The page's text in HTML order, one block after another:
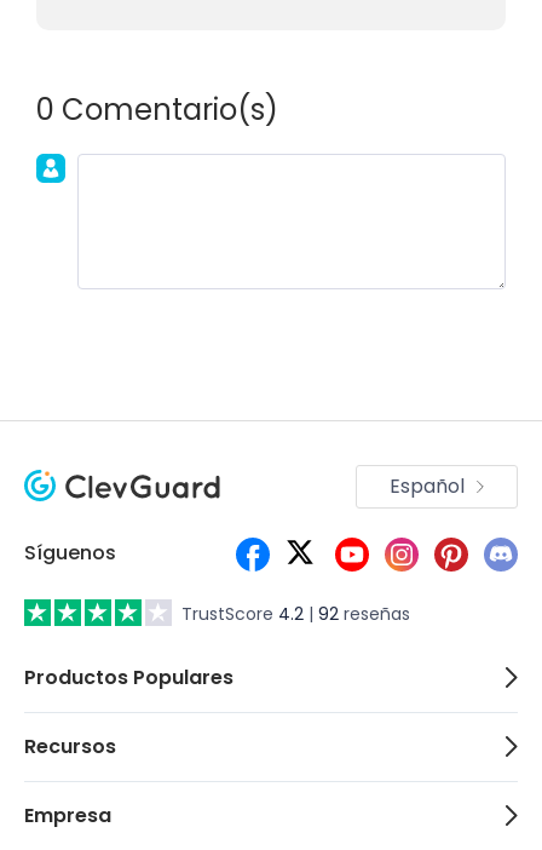
0 Comentario(s)
TrustScore 4.2 | 92 reseñas
Síguenos
Español
Productos Populares
Recursos
Empresa